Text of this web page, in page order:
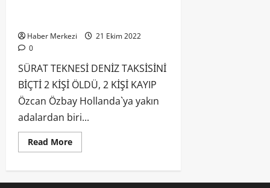
Haber Merkezi
21 Ekim 2022
0
SÜRAT TEKNESİ DENİZ TAKSİSİNİ
BİÇTİ 2 KİŞİ ÖLDÜ, 2 KİŞİ KAYIP
Özcan Özbay Hollanda`ya yakın
adalardan biri...
Read More